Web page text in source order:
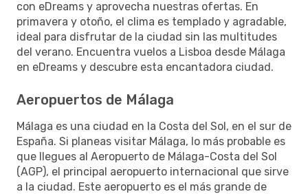
con eDreams y aprovecha nuestras ofertas. En
primavera y otoño, el clima es templado y agradable,
ideal para disfrutar de la ciudad sin las multitudes
del verano. Encuentra vuelos a Lisboa desde Málaga
en eDreams y descubre esta encantadora ciudad.
Aeropuertos de Málaga
Málaga es una ciudad en la Costa del Sol, en el sur de
España. Si planeas visitar Málaga, lo más probable es
que llegues al Aeropuerto de Málaga-Costa del Sol
(AGP), el principal aeropuerto internacional que sirve
a la ciudad. Este aeropuerto es el más grande de